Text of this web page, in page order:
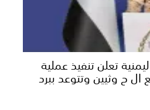
تعلن تنفيذ عملية
ح وثيين وتتوعد ببرد